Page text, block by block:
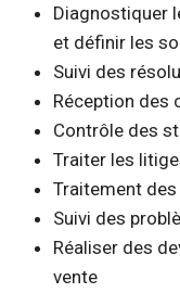
Diagnostiquer
et définir les
Suivi des
Réception des
Contrôle des
Traiter les
Traitement
Suivi des
Réaliser des
vente